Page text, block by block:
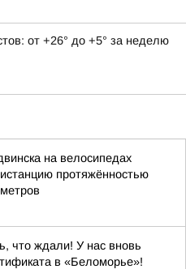
от +26° до +5° за неделю
на велосипедах
протяжённостью
что ждали! У нас вновь
в «Беломорье»!